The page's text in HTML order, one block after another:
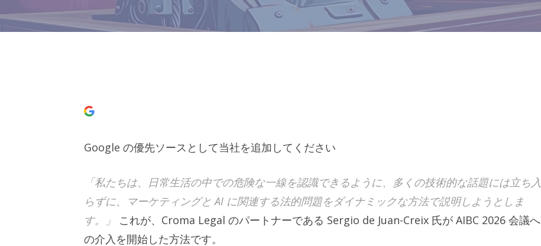
Google の優先ソースとして当社を追加してください
「私たちは、日常生活の中での危険な一線を認識できるように、多くの技術的な話題には立ち入
らずに、マーケティングと AI に関連する法的問題をダイナミックな方法で説明しようとしま
す。」 これが、Croma Legal のパートナーである Sergio de Juan-Creix 氏が AIBC 2026 会議へ
の介入を開始した方法です。